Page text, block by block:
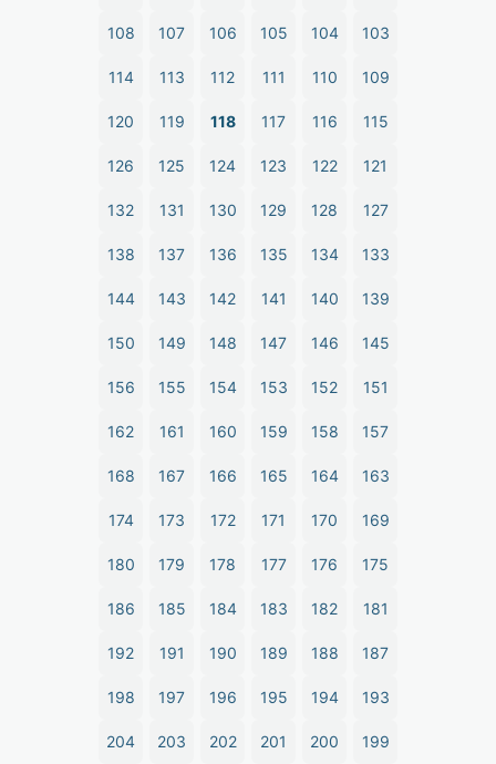
103
104
105
106
107
108
109
110
111
112
113
114
115
116
117
118
119
120
121
122
123
124
125
126
127
128
129
130
131
132
133
134
135
136
137
138
139
140
141
142
143
144
145
146
147
148
149
150
151
152
153
154
155
156
157
158
159
160
161
162
163
164
165
166
167
168
169
170
171
172
173
174
175
176
177
178
179
180
181
182
183
184
185
186
187
188
189
190
191
192
193
194
195
196
197
198
199
200
201
202
203
204